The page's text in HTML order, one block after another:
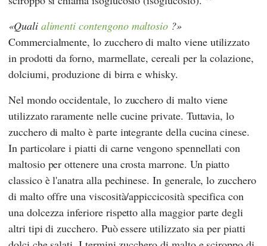
Quali alimenti contengono maltosio ?
Commercialmente, lo zucchero di malto viene utilizzato
in prodotti da forno, marmellate, cereali per la colazione,
dolciumi, produzione di birra e whisky.
Nel mondo occidentale, lo zucchero di malto viene
utilizzato raramente nelle cucine private. Tuttavia, lo
zucchero di malto è parte integrante della cucina cinese.
In particolare i piatti di carne vengono spennellati con
maltosio per ottenere una crosta marrone. Un piatto
classico è l'anatra alla pechinese. In generale, lo zucchero
di malto offre una viscosità/appiccicosità specifica con
una dolcezza inferiore rispetto alla maggior parte degli
altri tipi di zucchero. Può essere utilizzato sia per piatti